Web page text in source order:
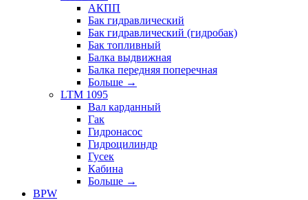
АКПП
Бак гидравлический
Бак гидравлический (гидробак)
Бак топливный
Балка выдвижная
Балка передняя поперечная
Больше →
LTM 1095
Вал карданный
Гак
Гидронасос
Гидроцилиндр
Гусек
Кабина
Больше →
BPW